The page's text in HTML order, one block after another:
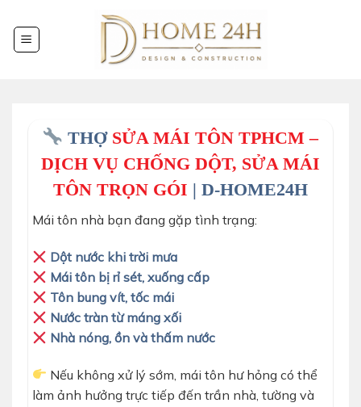
đến
nội
THỢ SỬA MÁI TÔN TPHCM –
DỊCH VỤ CHỐNG DỘT, SỬA MÁI
TÔN TRỌN GÓI | D-HOME24H
Mái tôn nhà bạn đang gặp tình trạng:
Dột nước khi trời mưa
Mái tôn bị rỉ sét, xuống cấp
Tôn bung vít, tốc mái
Nước tràn từ máng xối
Nhà nóng, ồn và thấm nước
Nếu không xử lý sớm, mái tôn hư hỏng có thể
làm ảnh hưởng trực tiếp đến trần nhà, tường và